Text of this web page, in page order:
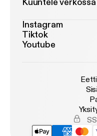
Instagram
Tiktok
Youtube